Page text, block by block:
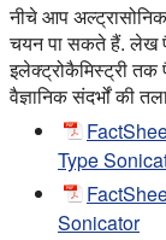
नीचे आप
चयन पा सकते हैं. लेख
इलेक्ट्रोकैमिस्ट्री
वैज्ञानिक संदर्भों की
Type
Sonicator